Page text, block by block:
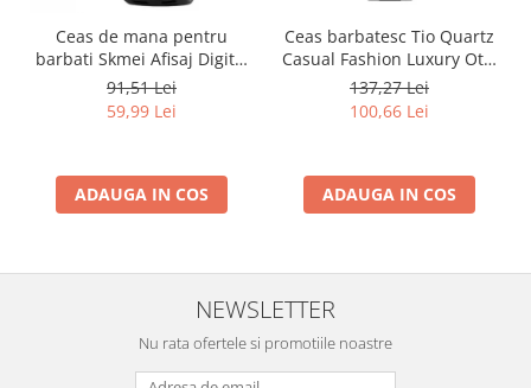
Ceas de mana pentru
barbati Skmei Afisaj Digital
Sport Rezistent la socuri si
apa
91,51 Lei
59,99 Lei
ADAUGA IN COS
Ceas barbatesc Tio Quartz
Casual Fashion Luxury Otel
inoxidabil
137,27 Lei
100,66 Lei
ADAUGA IN COS
NEWSLETTER
Nu rata ofertele si promotiile noastre